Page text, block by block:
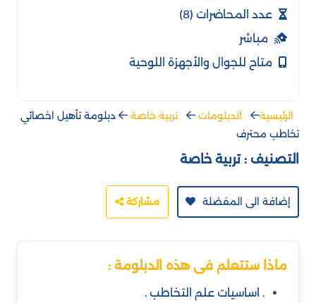
الرئيسية الدبلومات تربية خاصة
دبلومة تأهيل اخصائي
تخاطب محترف
التصنيف :تربية خاصة
إضافة الى المفضلة مشاركة
ماذا ستتعلم فى هذه الدبلومة :
. اساسيات علم التخاطب .
عدد المحاضرات (8)
مباشر
متاح للجوال والأجهزة اللوحية